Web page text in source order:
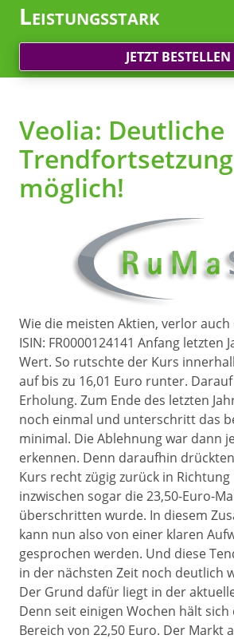
Leistungsstark
JETZT BESTELLEN
Veolia: Deutliche
Trendfortsetzung
möglich!
Wie die meisten Aktien, verlor auch
ISIN: FR0000124141 Anfang letzten
Wert. So rutschte der Kurs
auf bis zu 16,01 Euro runter.
Erholung. Zum Ende des letzten
noch einmal und unterschritt das
minimal. Die Ablehnung war dann
erkennen. Denn daraufhin
Kurs recht zügig zurück in
inzwischen sogar die 23,50-Euro-
überschritten wurde. In diesem
kann nun also von einer klaren
gesprochen werden. Und diese
in der nächsten Zeit noch deutlich
Der Grund dafür liegt in der
Denn seit einigen Wochen hält sich
Bereich von 22,50 Euro. Der Markt